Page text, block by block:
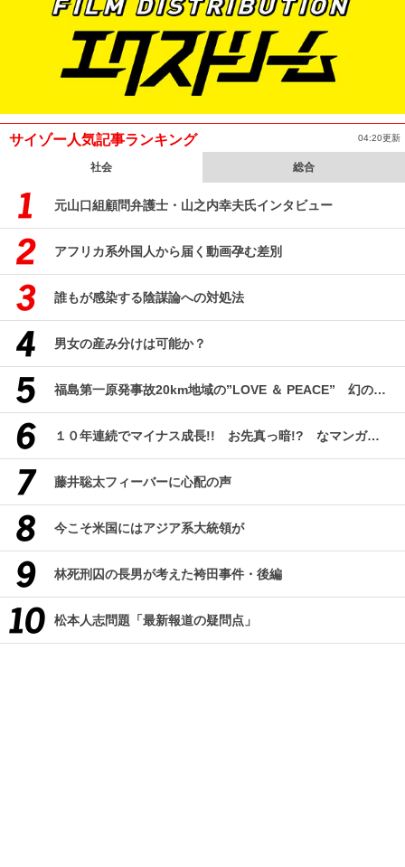
サイゾー人気記事ランキング 04:20更新
社会 総合
元山口組顧問弁護士・山之内幸夫氏インタビュー
アフリカ系外国人から届く動画孕む差別
誰もが感染する陰謀論への対処法
男女の産み分けは可能か？
福島第一原発事故20km地域の”LOVE ＆ PEACE” 幻のコミューン「獏原人村」の現在
１０年連続でマイナス成長!! お先真っ暗!? なマンガ産業研究
藤井聡太フィーバーに心配の声
今こそ米国にはアジア系大統領が
林死刑囚の長男が考えた袴田事件・後編
松本人志問題「最新報道の疑問点」